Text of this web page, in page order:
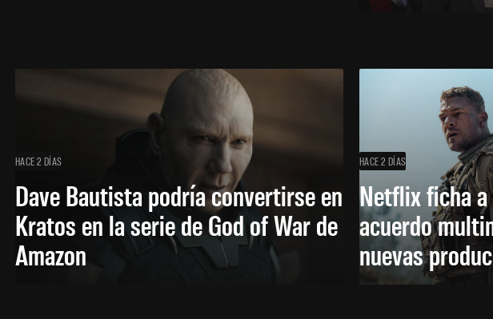
HACE 2 DÍAS
Dave Bautista podría convertirse en
Kratos en la serie de God of War de
Amazon
HACE 2 DÍAS
Netflix ficha a
acuerdo
nuevas